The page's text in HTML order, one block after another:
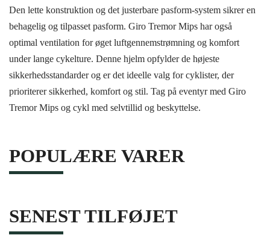
Den lette konstruktion og det justerbare pasform-system sikrer en
behagelig og tilpasset pasform. Giro Tremor Mips har også
optimal ventilation for øget luftgennemstrømning og komfort
under lange cykelture. Denne hjelm opfylder de højeste
sikkerhedsstandarder og er det ideelle valg for cyklister, der
prioriterer sikkerhed, komfort og stil. Tag på eventyr med Giro
Tremor Mips og cykl med selvtillid og beskyttelse.
POPULÆRE VARER
SENEST TILFØJET